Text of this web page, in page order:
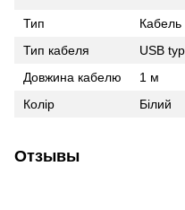
Тип
Кабель
Тип кабеля
USB
Довжина кабелю
1 м
Колір
Білий
Отзывы